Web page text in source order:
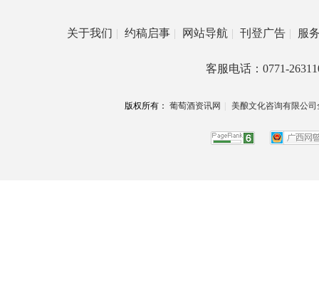
关于我们 | 约稿启事 | 网站导航 | 刊登广告 | 服
客服电话：0771-
版权所有： 葡萄酒资讯网 美酿文化咨询有限公司